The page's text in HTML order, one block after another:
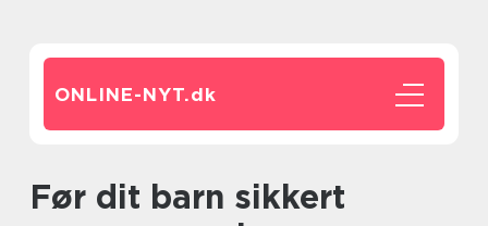
ONLINE-NYT.dk
Før dit barn sikkert